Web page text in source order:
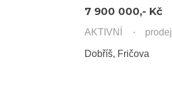
7 900 000,- Kč
AKTIVNÍ prodej
Dobříš, Fričova